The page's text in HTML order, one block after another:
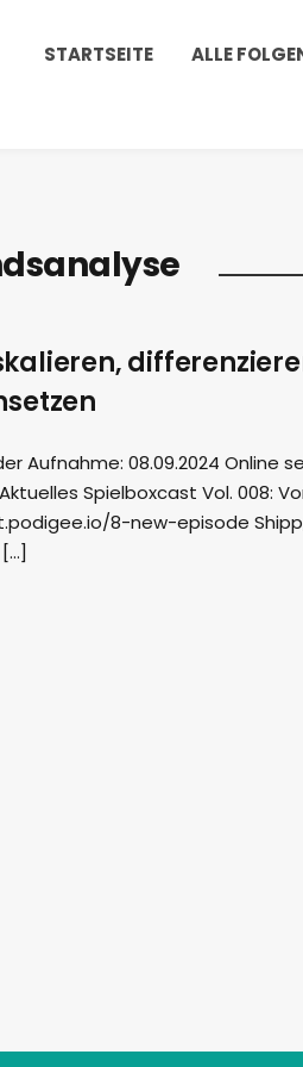
STARTSEITE ALLE
Aufnahme: 08.09.2024 Online
Spielboxcast Vol. 008:
8-new-episode